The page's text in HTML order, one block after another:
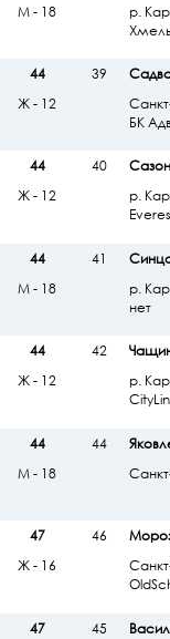
р.
М - 18
44
39
БК
Ж - 12
44
40
р.
Ж - 12
44
41
р.
нет
М - 18
44
42
р.
Ж - 12
44
44
М - 18
47
46
Ж - 16
47
45